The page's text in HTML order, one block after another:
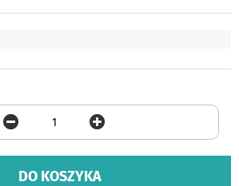
DO KOSZYKA